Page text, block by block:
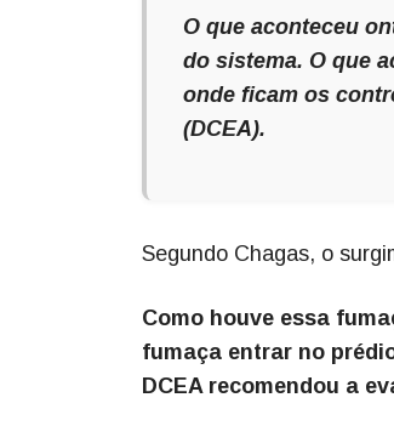
O que aconteceu
do sistema. O que
onde ficam os
(DCEA).
Segundo Chagas, o
Como houve essa
fumaça entrar no
DCEA recomendou a